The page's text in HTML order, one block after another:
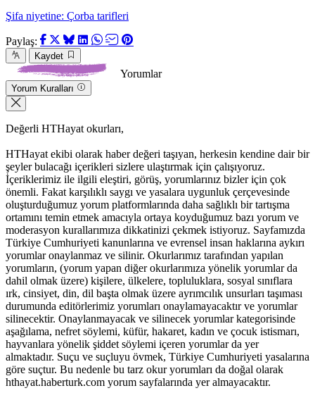
Şifa niyetine: Çorba tarifleri
Paylaş:
Kaydet
Yorumlar
Yorum Kuralları
Değerli HTHayat okurları,
HTHayat ekibi olarak haber değeri taşıyan, herkesin kendine dair bir
şeyler bulacağı içerikleri sizlere ulaştırmak için çalışıyoruz.
İçeriklerimiz ile ilgili eleştiri, görüş, yorumlarınız bizler için çok
önemli. Fakat karşılıklı saygı ve yasalara uygunluk çerçevesinde
oluşturduğumuz yorum platformlarında daha sağlıklı bir tartışma
ortamını temin etmek amacıyla ortaya koyduğumuz bazı yorum ve
moderasyon kurallarımıza dikkatinizi çekmek istiyoruz. Sayfamızda
Türkiye Cumhuriyeti kanunlarına ve evrensel insan haklarına aykırı
yorumlar onaylanmaz ve silinir. Okurlarımız tarafından yapılan
yorumların, (yorum yapan diğer okurlarımıza yönelik yorumlar da
dahil olmak üzere) kişilere, ülkelere, topluluklara, sosyal sınıflara
ırk, cinsiyet, din, dil başta olmak üzere ayrımcılık unsurları taşıması
durumunda editörlerimiz yorumları onaylamayacaktır ve yorumlar
silinecektir. Onaylanmayacak ve silinecek yorumlar kategorisinde
aşağılama, nefret söylemi, küfür, hakaret, kadın ve çocuk istismarı,
hayvanlara yönelik şiddet söylemi içeren yorumlar da yer
almaktadır. Suçu ve suçluyu övmek, Türkiye Cumhuriyeti yasalarına
göre suçtur. Bu nedenle bu tarz okur yorumları da doğal olarak
hthayat.haberturk.com yorum sayfalarında yer almayacaktır.